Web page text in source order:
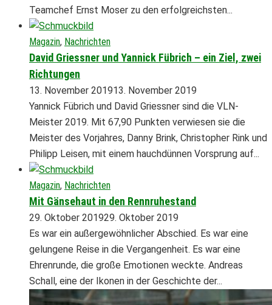
Teamchef Ernst Moser zu den erfolgreichsten...
Magazin, Nachrichten
David Griessner und Yannick Fübrich – ein Ziel, zwei
Richtungen
13. November 201913. November 2019
Yannick Fübrich und David Griessner sind die VLN-
Meister 2019. Mit 67,90 Punkten verwiesen sie die
Meister des Vorjahres, Danny Brink, Christopher Rink und
Philipp Leisen, mit einem hauchdünnen Vorsprung auf...
Magazin, Nachrichten
Mit Gänsehaut in den Rennruhestand
29. Oktober 201929. Oktober 2019
Es war ein außergewöhnlicher Abschied. Es war eine
gelungene Reise in die Vergangenheit. Es war eine
Ehrenrunde, die große Emotionen weckte. Andreas
Schall, eine der Ikonen in der Geschichte der...